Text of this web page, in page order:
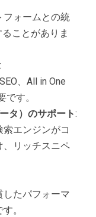
フォームとの統
ことがありま
:
、All in One
です。
タ）のサポート:
エンジンがコ
、リッチスニペ
たパフォーマ
。